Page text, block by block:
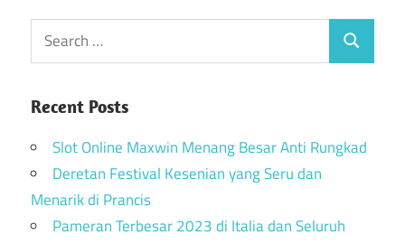
Recent Posts
Slot Online Maxwin Menang Besar Anti Rungkad
Deretan Festival Kesenian yang Seru dan
Menarik di Prancis
Pameran Terbesar 2023 di Italia dan Seluruh